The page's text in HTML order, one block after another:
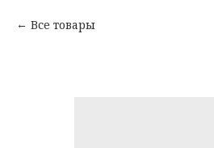
Все товары